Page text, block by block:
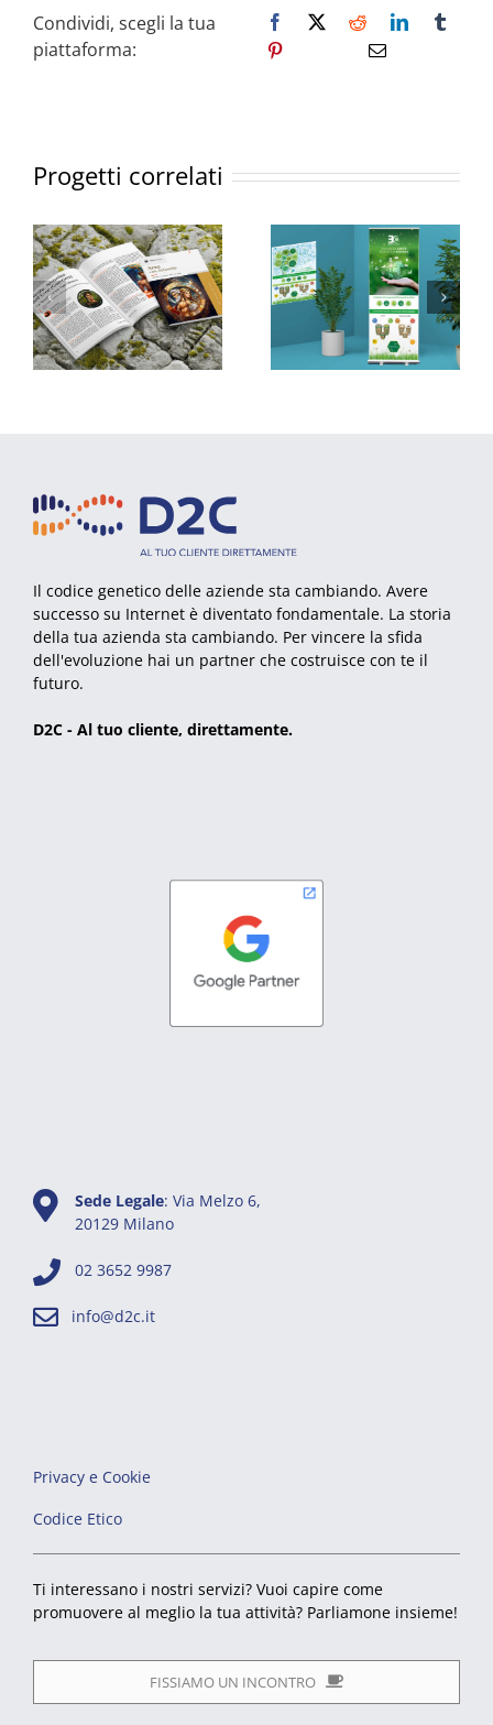
Condividi, scegli la tua
piattaforma:
Progetti correlati
Il codice genetico delle aziende sta cambiando. Avere
successo su Internet è diventato fondamentale. La storia
della tua azienda sta cambiando. Per vincere la sfida
dell'evoluzione hai un partner che costruisce con te il
futuro.
D2C - Al tuo cliente, direttamente.
Sede Legale: Via Melzo 6,
20129 Milano
02 3652 9987
info@d2c.it
Privacy e Cookie
Codice Etico
Ti interessano i nostri servizi? Vuoi capire come
promuovere al meglio la tua attività? Parliamone insieme!
FISSIAMO UN INCONTRO